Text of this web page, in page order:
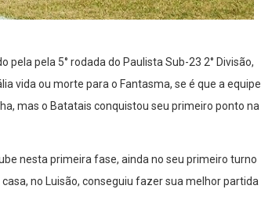
pela 5° rodada do Paulista Sub-23 2° Divisão,
vida ou morte para o Fantasma, se é que a equipe
mas o Batatais conquistou seu primeiro ponto na
nesta primeira fase, ainda no seu primeiro turno
no Luisão, conseguiu fazer sua melhor partida